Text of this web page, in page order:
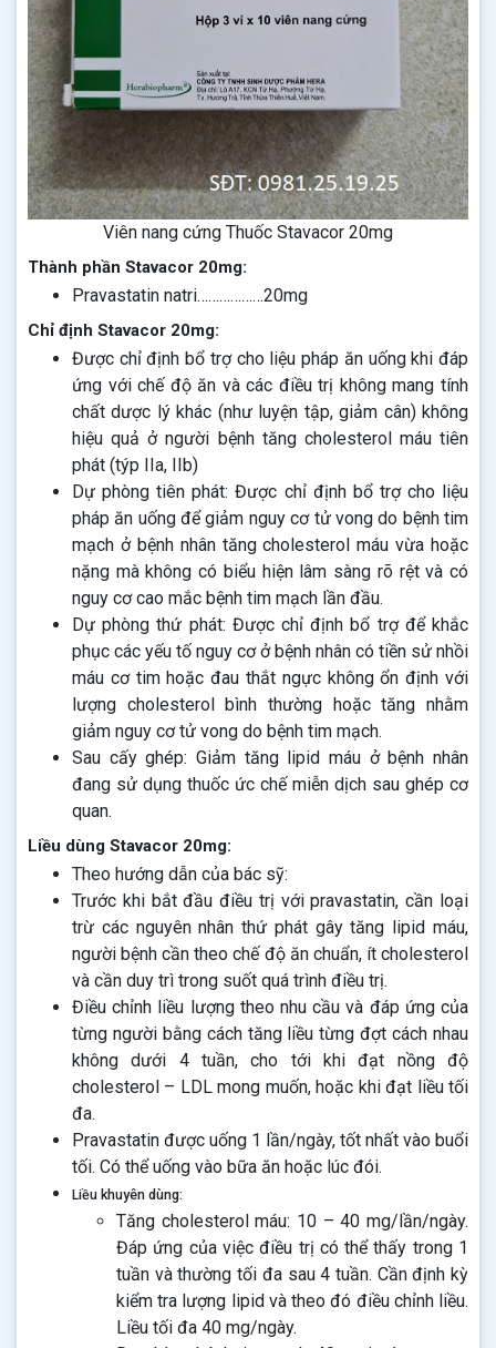
Viên nang cứng Thuốc Stavacor 20mg
Thành phần Stavacor 20mg:
Pravastatin natri………………20mg
Chỉ định Stavacor 20mg:
Được chỉ định bổ trợ cho liệu pháp ăn uống khi đáp
ứng với chế độ ăn và các điều trị không mang tính
chất dược lý khác (như luyện tập, giảm cân) không
hiệu quả ở người bệnh tăng cholesterol máu tiên
phát (týp IIa, IIb)
Dự phòng tiên phát: Được chỉ định bổ trợ cho liệu
pháp ăn uống để giảm nguy cơ tử vong do bệnh tim
mạch ở bệnh nhân tăng cholesterol máu vừa hoặc
nặng mà không có biểu hiện lâm sàng rõ rệt và có
nguy cơ cao mắc bệnh tim mạch lần đầu.
Dự phòng thứ phát: Được chỉ định bổ trợ để khắc
phục các yếu tố nguy cơ ở bệnh nhân có tiền sử nhồi
máu cơ tim hoặc đau thắt ngực không ổn định với
lượng cholesterol bình thường hoặc tăng nhằm
giảm nguy cơ tử vong do bệnh tim mạch.
Sau cấy ghép: Giảm tăng lipid máu ở bệnh nhân
đang sử dụng thuốc ức chế miễn dịch sau ghép cơ
quan.
Liều dùng Stavacor 20mg:
Theo hướng dẫn của bác sỹ:
Trước khi bắt đầu điều trị với pravastatin, cần loại
trừ các nguyên nhân thứ phát gây tăng lipid máu,
người bệnh cần theo chế độ ăn chuẩn, ít cholesterol
và cần duy trì trong suốt quá trình điều trị.
Điều chỉnh liều lượng theo nhu cầu và đáp ứng của
từng người bằng cách tăng liều từng đợt cách nhau
không dưới 4 tuần, cho tới khi đạt nồng độ
cholesterol – LDL mong muốn, hoặc khi đạt liều tối
đa.
Pravastatin được uống 1 lần/ngày, tốt nhất vào buổi
tối. Có thể uống vào bữa ăn hoặc lúc đói.
Liều khuyên dùng:
Tăng cholesterol máu: 10 – 40 mg/lần/ngày.
Đáp ứng của việc điều trị có thể thấy trong 1
tuần và thường tối đa sau 4 tuần. Cần định kỳ
kiểm tra lượng lipid và theo đó điều chỉnh liều.
Liều tối đa 40 mg/ngày.